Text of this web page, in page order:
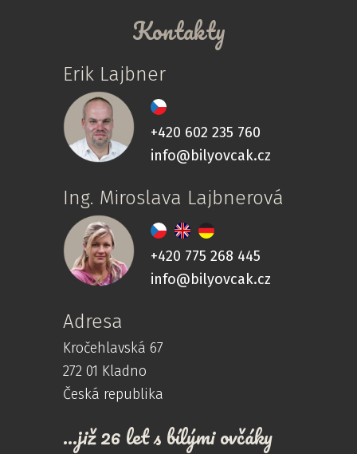
Kontakty
Erik Lajbner
+420 602 235 760
info@bilyovcak.cz
Ing. Miroslava Lajbnerová
+420 775 268 445
info@bilyovcak.cz
Adresa
Kročehlavská 67
272 01 Kladno
Česká republika
...již 26 let s bílými ovčáky